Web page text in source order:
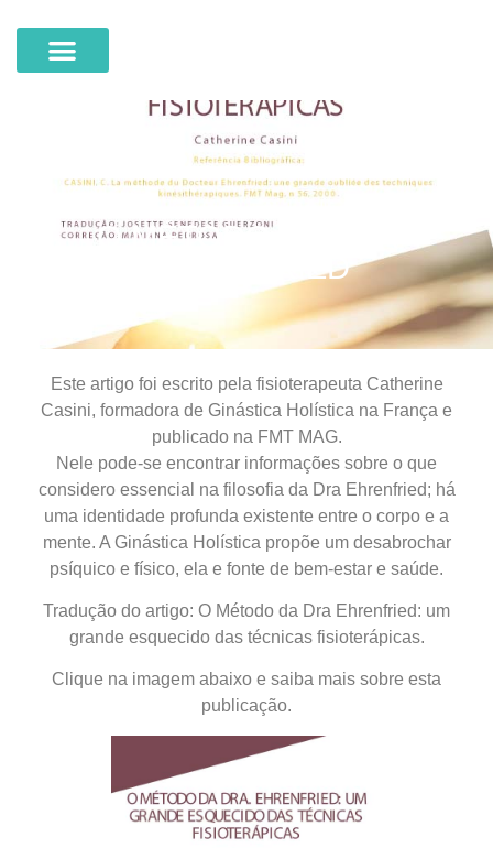
O MÉTODO DA DRA
EHRENFRIED
Este artigo foi escrito pela fisioterapeuta Catherine
Casini, formadora de Ginástica Holística na França e
publicado na FMT MAG.
Nele pode-se encontrar informações sobre o que
considero essencial na filosofia da Dra Ehrenfried; há
uma identidade profunda existente entre o corpo e a
mente. A Ginástica Holística propõe um desabrochar
psíquico e físico, ela e fonte de bem-estar e saúde.
Tradução do artigo: O Método da Dra Ehrenfried: um
grande esquecido das técnicas fisioterápicas.
Clique na imagem abaixo e saiba mais sobre esta
publicação.